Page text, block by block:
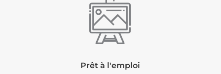
Prêt à l'emploi